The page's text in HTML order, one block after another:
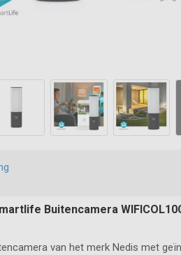
Buitencamera
van het merk Nedis met